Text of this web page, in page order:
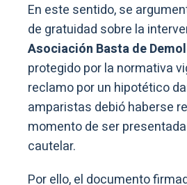
En este sentido, se
de gratuidad sobre la
Asociación Basta de
protegido por la normativa
reclamo por un hipotético
amparistas debió haberse
momento de ser
cautelar.
Por ello, el documento